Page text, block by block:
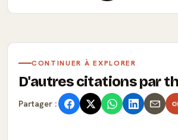
CONTINUER À EXPLORER
D'autres citations par
Partager :